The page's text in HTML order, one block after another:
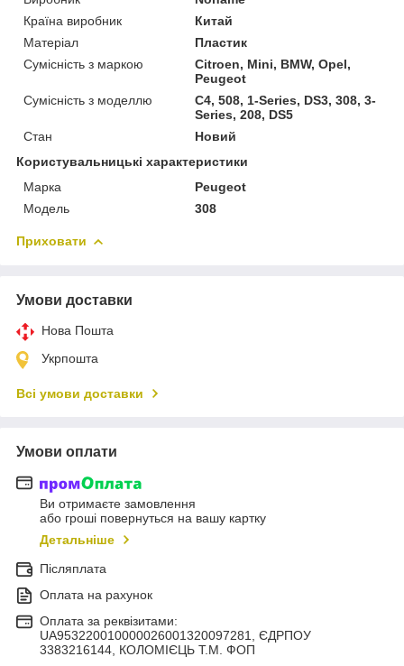
Країна виробник
Китай
Матеріал
Пластик
Сумісність з маркою
Citroen, Mini, BMW, Opel,
Peugeot
Сумісність з моделлю
C4, 508, 1-Series, DS3, 308, 3-
Series, 208, DS5
Стан
Новий
Користувальницькі характеристики
Марка
Peugeot
Мoдель
308
Приховати
Умови доставки
Нова Пошта
Укрпошта
Всі умови доставки
Умови оплати
Ви отримаєте замовлення
або гроші повернуться на вашу картку
Детальніше
Післяплата
Оплата на рахунок
Оплата за реквізитами:
UA953220010000026001320097281, ЄДРПОУ
3383216144, КОЛОМIЄЦЬ Т.М. ФОП